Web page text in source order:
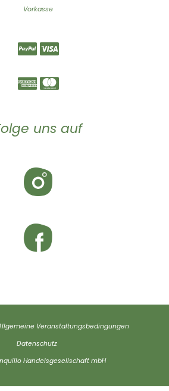
Vorkasse
uns auf
Veranstaltungsbedingungen
Datenschutz
Handelsgesellschaft mbH